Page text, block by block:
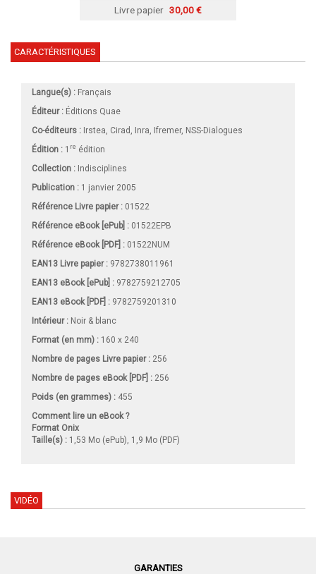
Livre papier 30,00 €
CARACTÉRISTIQUES
Langue(s) : Français
Éditeur : Éditions Quae
Co-éditeurs : Irstea, Cirad, Inra, Ifremer, NSS-Dialogues
Édition : 1 re édition
Collection : Indisciplines
Publication : 1 janvier 2005
Référence Livre papier : 01522
Référence eBook [ePub] : 01522EPB
Référence eBook [PDF] : 01522NUM
EAN13 Livre papier : 9782738011961
EAN13 eBook [ePub] : 9782759212705
EAN13 eBook [PDF] : 9782759201310
Intérieur : Noir & blanc
Format (en mm) : 160 x 240
Nombre de pages Livre papier: 256
Nombre de pages eBook [PDF] : 256
Poids (en grammes) : 455
Comment lire un eBook ?
Format Onix
Taille(s) : 1,53 Mo (ePub), 1,9 Mo (PDF)
VIDÉO
GARANTIES